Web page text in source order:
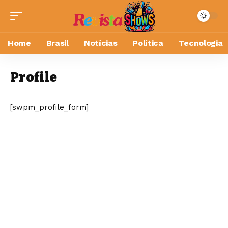
Home Brasil Notícias Política Tecnologia
Profile
[swpm_profile_form]